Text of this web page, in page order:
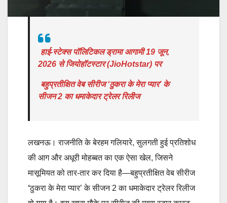
हाई-स्टेक्स पॉलिटिकल ड्रामा आगामी 19 जून,
2026 से जियोहॉटस्टार (JioHotstar) पर
बहुप्रतीक्षित वेब सीरीज ‘ठुकरा के मेरा प्यार’ के
सीजन 2 का धमाकेदार ट्रेलर रिलीज
लखनऊ। राजनीति के बेरहम गलियारे, सुलगती हुई प्रतिशोध
की आग और अधूरी मोहब्बत का एक ऐसा खेल, जिसने
मासूमियत को तार-तार कर दिया है—बहुप्रतीक्षित वेब सीरीज
‘ठुकरा के मेरा प्यार’ के सीजन 2 का धमाकेदार ट्रेलर रिलीज